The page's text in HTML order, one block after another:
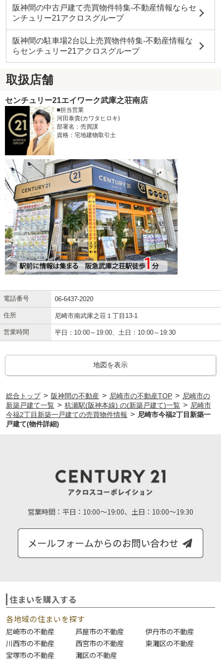
阪神間の中古戸建て売買物件特集-不動産情報ならセ
ンチュリー21アクロスグループ
阪神間の駐車場2台以上売買物件特集-不動産情報な
らセンチュリー21アクロスグループ
取扱店舗
センチュリー21エイワーク武庫之荘南店
■担当営業
河田泰貴(カワタヒロキ)
部署名：売買課
資格：宅地建物取引士
電話番号 06-6437-2020
住所 尼崎市南武庫之荘１丁目13-1
営業時間 平日：10:00～19:00、土日：10:00～19:30
地図を表示
総合トップ > 阪神間の不動産 > 尼崎市の不動産TOP > 尼崎市の
新築戸建て一覧 > 杭瀬駅(阪神本線) の(新築戸建て)一覧 > 尼崎市
今福2丁目新築一戸建ての売買物件情報 > 尼崎市今福2丁目新築一
戸建て(物件詳細)
営業時間： 平日：10:00～19:00、土日：10:00～19:30
住まいを購入する
各地域の住まいを探す
尼崎市の不動産 芦屋市の不動産
伊丹市の不動産
川西市の不動産
西宮市の不動産
東灘区の不動産
宝塚市の不動産
灘区の不動産